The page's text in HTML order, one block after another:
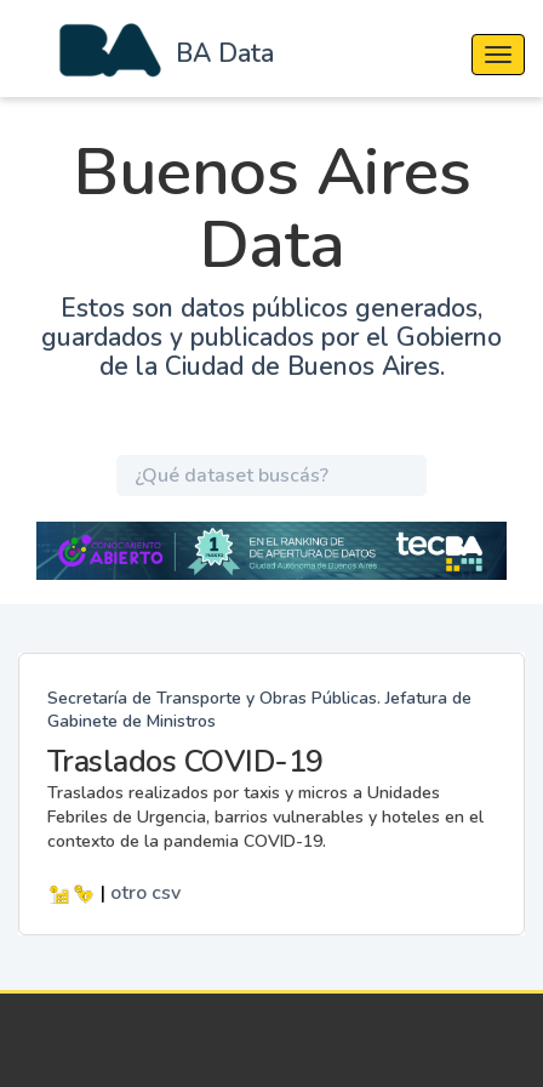
BA Data
Buenos Aires
Data
Estos son datos públicos generados,
guardados y publicados por el Gobierno
de la Ciudad de Buenos Aires.
Secretaría de Transporte y Obras Públicas. Jefatura de
Gabinete de Ministros
Traslados COVID-19
Traslados realizados por taxis y micros a Unidades
Febriles de Urgencia, barrios vulnerables y hoteles en el
contexto de la pandemia COVID-19.
| otro csv